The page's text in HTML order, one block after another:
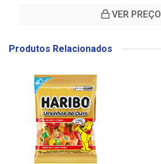
VER PREÇO
Produtos Relacionados